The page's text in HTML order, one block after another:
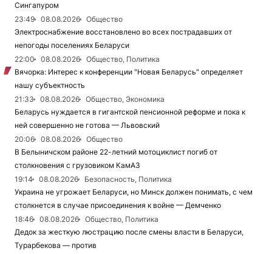
Сингапуром
23:49
08.08.2026
Общество
Электроснабжение восстановлено во всех пострадавших от
непогоды поселениях Беларуси
22:00
08.08.2026
Общество, Политика
Вячорка: Интерес к конференции "Новая Беларусь" определяет
нашу субъектность
21:33
08.08.2026
Общество, Экономика
Беларусь нуждается в гигантской пенсионной реформе и пока к
ней совершенно не готова — Львовский
20:06
08.08.2026
Общество
В Белыничском районе 22-летний мотоциклист погиб от
столкновения с грузовиком КамАЗ
19:14
08.08.2026
Безопасность, Политика
Украина не угрожает Беларуси, но Минск должен понимать, с чем
столкнется в случае присоединения к войне — Демченко
18:46
08.08.2026
Общество, Политика
Дедок за жесткую люстрацию после смены власти в Беларуси,
Турарбекова — против